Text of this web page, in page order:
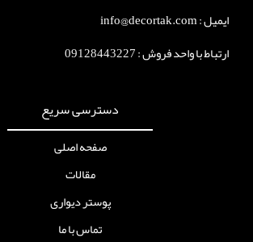
دسترسی سریع
صفحه اصلی
مقالات
پوستر دیواری
تماس با ما
ایمیل : info@decortak.com
ارتباط با واحد فروش :09128443227